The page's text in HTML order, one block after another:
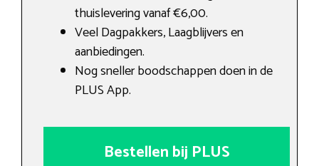
thuislevering vanaf €6,00.
Veel Dagpakkers, Laagblijvers en
aanbiedingen.
Nog sneller boodschappen doen in de
PLUS App.
Bestellen bij PLUS